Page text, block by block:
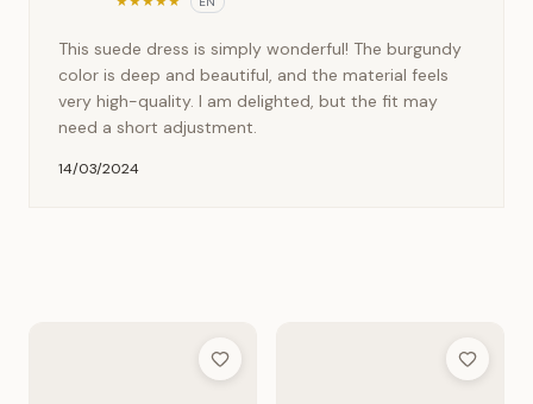
This suede dress is simply wonderful! The burgundy
color is deep and beautiful, and the material feels
very high-quality. I am delighted, but the fit may
need a short adjustment.
14/03/2024
Add to Wish List Add to